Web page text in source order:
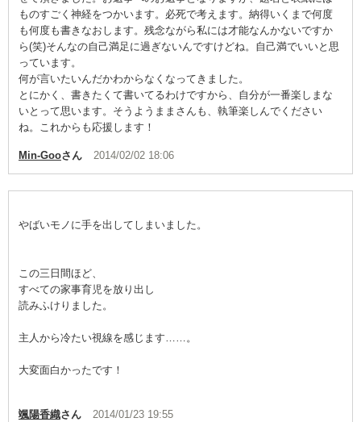
ものすごく神経をつかいます。必死で考えます。納得いくまで何度
も何度も書きなおします。残念ながら私には才能なんかないですか
ら(笑)そんなの自己満足に過ぎないんですけどね。自己満でいいと思
っています。
何が言いたいんだかわからなくなってきました。
とにかく、書きたくて書いてるわけですから、自分が一番楽しまな
いとって思います。そうようままさんも、執筆楽しんでください
ね。これからも応援します！
Min-Gooさん 2014/02/02 18:06
やばいモノに手を出してしまいました。
この三日間ほど、
すべての家事育児を放り出し
読みふけりました。
主人から冷たい視線を感じます……。
大変面白かったです！
颯陽香織さん 2014/01/23 19:55